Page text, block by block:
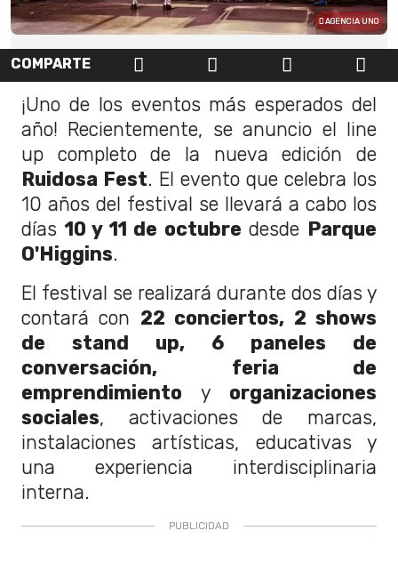
AGENCIA UNO
COMPARTE
¡Uno de los eventos más esperados del
año! Recientemente, se anuncio el line
up completo de la nueva edición de
Ruidosa Fest. El evento que celebra los
10 años del festival se llevará a cabo los
días10 y 11 de octubre desde Parque
O'Higgins.
El festival se realizará durante dos días y
contará con 22 conciertos, 2 shows
de stand up, 6 paneles de
conversación, feria de
emprendimiento y organizaciones
sociales, activaciones de marcas,
instalaciones artísticas, educativas y
una experiencia interdisciplinaria
interna.